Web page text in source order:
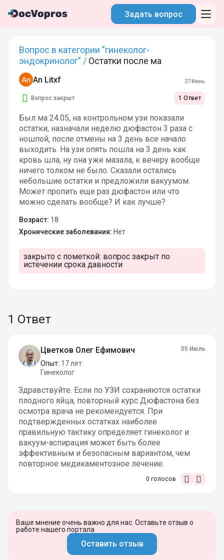
Задать вопрос
Вопрос в категории "гинеколог-
эндокринолог" / Остатки после ма
An Litxf 27 Июнь
Вопрос закрыт 1 Ответ
Был ма 24.05, на контрольном узи показали
остатки, назначали неделю дюфастон 3 раза с
ношпой, после отмены на 3 день все начало
выходить. На узи опять пошла на 3 день как
кровь шла, ну она уже мазала, к вечеру вообще
ничего толком не было. Сказали остались
небольшие остатки и предложили вакуумом.
Может пропить еще раз дюфастон или что
можно сделать вообще? И как лучше?
Возраст: 18
Хронические заболевания: Нет
закрыто с пометкой: вопрос закрыт по
истечении срока давности
1 Ответ
Цветков Олег Ефимович
Опыт: 17 лет
Гинеколог
05 Июль
Здравствуйте. Если по УЗИ сохраняются остатки
плодного яйца, повторный курс Дюфастона без
осмотра врача не рекомендуется. При
подтвержденных остатках наиболее
правильную тактику определяет гинеколог и
вакуум-аспирация может быть более
эффективным и безопасным вариантом, чем
повторное медикаментозное лечение.
0 голосов
Ваше мнение очень важно для нас. Оставьте отзыв о
работе нашего портала
Оставить отзыв